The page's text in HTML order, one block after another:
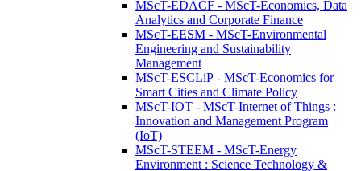
MScT-EDACF - MScT-Economics, Data
Analytics and Corporate Finance
MScT-EESM - MScT-Environmental
Engineering and Sustainability
Management
MScT-ESCLiP - MScT-Economics for
Smart Cities and Climate Policy
MScT-IOT - MScT-Internet of Things :
Innovation and Management Program
(IoT)
MScT-STEEM - MScT-Energy
Environment : Science Technology &